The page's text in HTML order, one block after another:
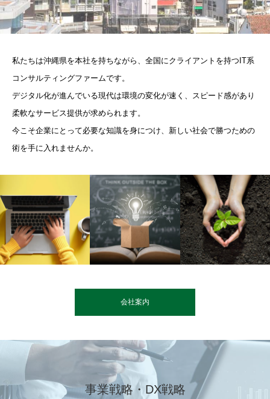
私たちは沖縄県を本社を持ちながら、全国にクライアントを持つIT系
コンサルティングファームです。
デジタル化が進んでいる現代は環境の変化が速く、スピード感があり
柔軟なサービス提供が求められます。
今こそ企業にとって必要な知識を身につけ、新しい社会で勝つための
術を手に入れませんか。
会社案内
事業戦略・DX戦略